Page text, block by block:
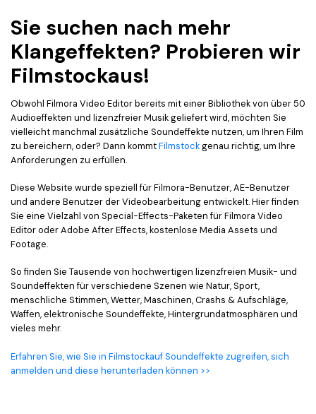
Sie suchen nach mehr
Klangeffekten? Probieren wir
Filmstockaus!
Obwohl Filmora Video Editor bereits mit einer Bibliothek von über 50
Audioeffekten und lizenzfreier Musik geliefert wird, möchten Sie
vielleicht manchmal zusätzliche Soundeffekte nutzen, um Ihren Film
zu bereichern, oder? Dann kommtFilmstockgenau richtig, um Ihre
Anforderungen zu erfüllen.
Diese Website wurde speziell für Filmora-Benutzer, AE-Benutzer
und andere Benutzer der Videobearbeitung entwickelt. Hier finden
Sie eine Vielzahl von Special-Effects-Paketen für Filmora Video
Editor oder Adobe After Effects, kostenlose Media Assets und
Footage.
So finden Sie Tausende von hochwertigen lizenzfreien Musik- und
Soundeffekten für verschiedene Szenen wie Natur, Sport,
menschliche Stimmen, Wetter, Maschinen, Crashs & Aufschläge,
Waffen, elektronische Soundeffekte, Hintergrundatmosphären und
vieles mehr.
Erfahren Sie, wie Sie in Filmstockauf Soundeffekte zugreifen, sich
anmelden und diese herunterladen können >>